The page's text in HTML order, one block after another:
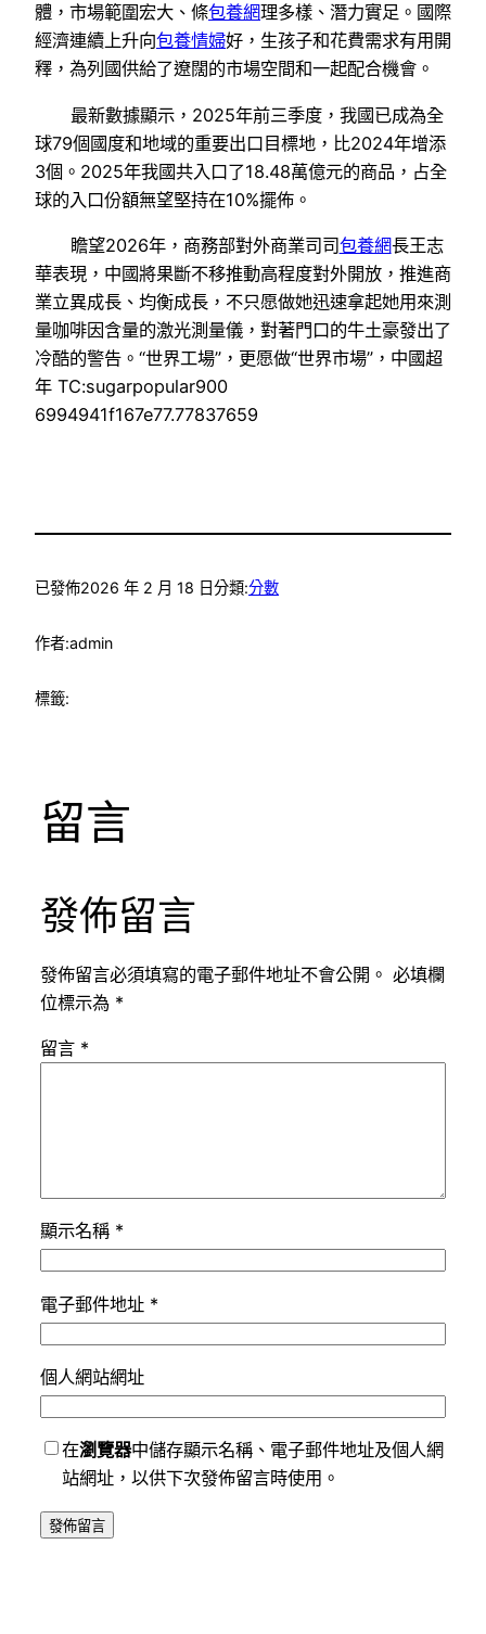
體，市場範圍宏大、條包養網理多樣、潛力實足。國際
經濟連續上升向包養情婦好，生孩子和花費需求有用開
釋，為列國供給了遼闊的市場空間和一起配合機會。
最新數據顯示，2025年前三季度，我國已成為全
球79個國度和地域的重要出口目標地，比2024年增添
3個。2025年我國共入口了18.48萬億元的商品，占全
球的入口份額無望堅持在10%擺佈。
瞻望2026年，商務部對外商業司司包養網長王志
華表現，中國將果斷不移推動高程度對外開放，推進商
業立異成長、均衡成長，不只愿做她迅速拿起她用來測
量咖啡因含量的激光測量儀，對著門口的牛土豪發出了
冷酷的警告。“世界工場”，更愿做“世界市場”，中國超
年 TC:sugarpopular900
6994941f167e77.77837659
已發佈2026 年 2 月 18 日分類:分數
作者:admin
標籤:
留言
發佈留言
發佈留言必須填寫的電子郵件地址不會公開。 必填欄
位標示為 *
留言 *
顯示名稱 *
電子郵件地址 *
個人網站網址
在瀏覽器中儲存顯示名稱、電子郵件地址及個人網
站網址，以供下次發佈留言時使用。